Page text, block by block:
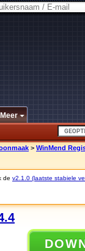
Meer
> WinMend
de v2.1.0 (laatste stabiele